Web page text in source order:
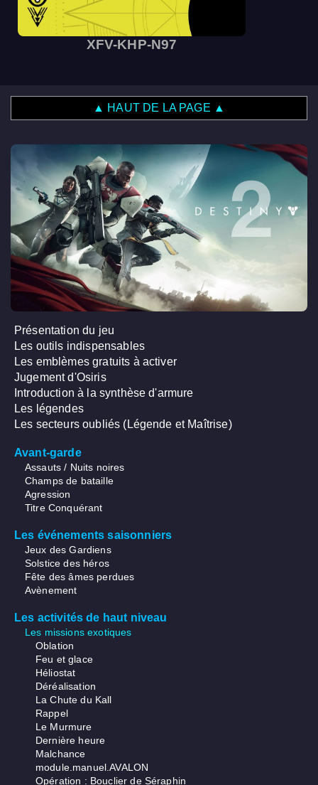
XFV-KHP-N97
▲ HAUT DE LA PAGE ▲
Présentation du jeu
Les outils indispensables
Les emblèmes gratuits à activer
Jugement d'Osiris
Introduction à la synthèse d'armure
Les légendes
Les secteurs oubliés (Légende et Maîtrise)
Avant-garde
Assauts / Nuits noires
Champs de bataille
Agression
Titre Conquérant
Les événements saisonniers
Jeux des Gardiens
Solstice des héros
Fête des âmes perdues
Avènement
Les activités de haut niveau
Les missions exotiques
Oblation
Feu et glace
Héliostat
Déréalisation
La Chute du Kall
Rappel
Le Murmure
Dernière heure
Malchance
module.manuel.AVALON
Opération : Bouclier de Séraphin